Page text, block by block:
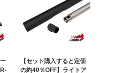
【セット購入すると定価
の約40％OFF】ライトア